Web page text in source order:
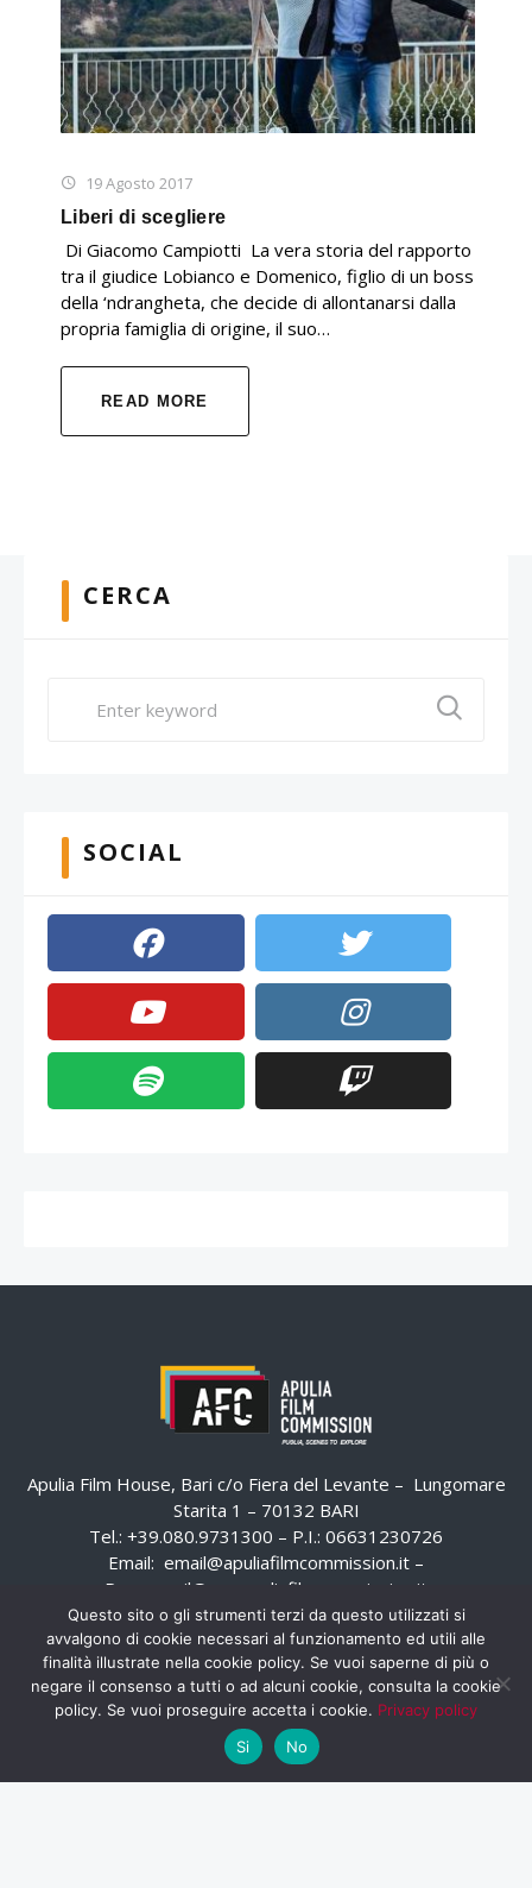
19 Agosto 2017
Liberi di scegliere
Di Giacomo Campiotti La vera storia del rapporto
tra il giudice Lobianco e Domenico, figlio di un boss
della ‘ndrangheta, che decide di allontanarsi dalla
propria famiglia di origine, il suo…
READ MORE
CERCA
SOCIAL
Apulia Film House, Bari c/o Fiera del Levante – Lungomare
Starita 1 – 70132 BARI
Tel.: +39.080.9731300 – P.I.: 06631230726
Email: email@apuliafilmcommission.it –
Pec:
email@pec.apuliafilmcommission.it
Questo sito o gli strumenti terzi da questo utilizzati si
avvalgono di cookie necessari al funzionamento ed utili alle
finalità illustrate nella cookie policy. Se vuoi saperne di più o
negare il consenso a tutti o ad alcuni cookie, consulta la cookie
policy. Se vuoi proseguire accetta i cookie. Privacy policy
Si
No